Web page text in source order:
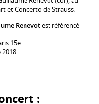
et Concerto de Strauss.
Renevotest référencé
15e
2018
: